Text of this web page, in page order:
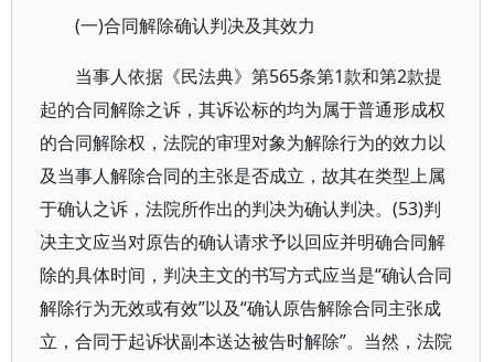
(一)合同解除确认判决及其效力
当事人依据《民法典》第565条第1款和第2款提
起的合同解除之诉，其诉讼标的均为属于普通形成权
的合同解除权，法院的审理对象为解除行为的效力以
及当事人解除合同的主张是否成立，故其在类型上属
于确认之诉，法院所作出的判决为确认判决。(53)判
决主文应当对原告的确认请求予以回应并明确合同解
除的具体时间，判决主文的书写方式应当是“确认合同
解除行为无效或有效”以及“确认原告解除合同主张成
立，合同于起诉状副本送达被告时解除”。当然，法院